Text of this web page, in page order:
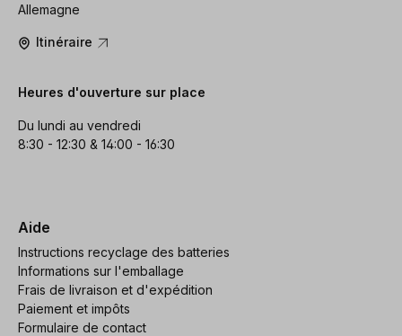
Allemagne
Itinéraire
Heures d'ouverture sur place
Du lundi au vendredi
8:30 - 12:30 & 14:00 - 16:30
Aide
Instructions recyclage des batteries
Informations sur l'emballage
Frais de livraison et d'expédition
Paiement et impôts
Formulaire de contact